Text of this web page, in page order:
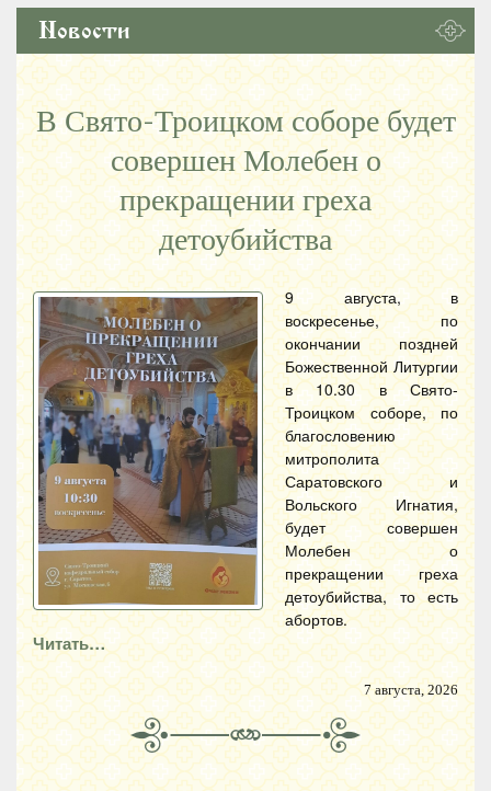
Новости
В Свято-Троицком соборе будет
совершен Молебен о
прекращении греха
детоубийства
9 августа, в
воскресенье, по
окончании поздней
Божественной Литургии
в 10.30 в Свято-
Троицком соборе, по
благословению
митрополита
Саратовского и
Вольского Игнатия,
будет совершен
Молебен о
прекращении греха
детоубийства, то есть
абортов.
Читать…
7 августа, 2026